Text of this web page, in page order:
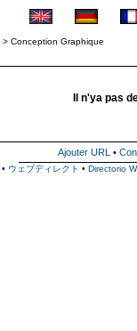
> Conception Graphique
Il n'ya pas
Ajouter URL •
• ウェブディレクト • Directorio